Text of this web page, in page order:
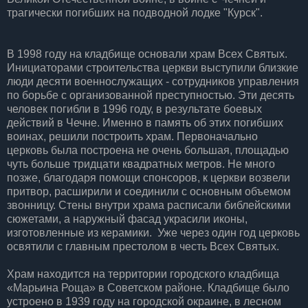
трагически погибших на подводной лодке "Курск".
В 1998 году на кладбище основали храм Всех Святых.
Инициаторами строительства церкви выступили близкие
люди десяти военнослужащих - сотрудников управления
по борьбе с организованной преступностью. Эти десять
человек погибли в 1996 году, в результате боевых
действий в Чечне. Именно в память об этих погибших
воинах, решили построить храм. Первоначально
церковь была построена не очень большая, площадью
чуть больше тридцати квадратных метров. Не много
позже, благодаря помощи спонсоров, к церкви возвели
притвор, расширили и соединили с основным объемом
звонницу. Стены внутри храма расписали библейскими
сюжетами, а наружный фасад украсили иконы,
изготовленные из керамики. Уже через один год церковь
освятили с главным престолом в честь Всех Святых.
Храм находится на территории городского кладбища
«Марьина Роща» в Советском районе. Кладбище было
устроено в 1939 году на городской окраине, в лесном